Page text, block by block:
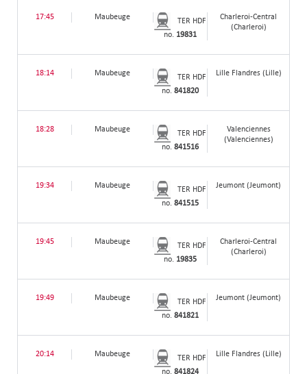
17:45 Maubeuge
TER HDF
no. 19831
Charleroi-Central
(Charleroi)
18:14 Maubeuge
TER HDF
no.841820
Lille Flandres (Lille)
18:28 Maubeuge
TER HDF
no.841516
Valenciennes
(Valenciennes)
19:34 Maubeuge
TER HDF
no.841515
Jeumont (Jeumont)
19:45 Maubeuge
TER HDF
no. 19835
Charleroi-Central
(Charleroi)
19:49 Maubeuge
TER HDF
no.841821
Jeumont (Jeumont)
20:14 Maubeuge
TER HDF
no.841824
Lille Flandres (Lille)